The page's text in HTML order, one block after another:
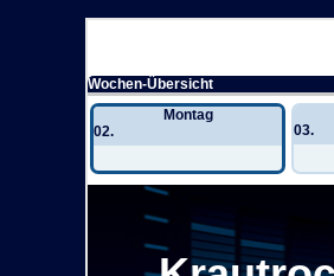
Wochen-Übersicht
Montag
02.
03.